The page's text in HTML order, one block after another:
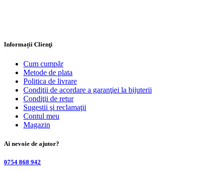
Informații Clienţi
Cum cumpăr
Metode de plata
Politica de livrare
Condiţii de acordare a garanţiei la bijuterii
Condiţii de retur
Sugestii şi reclamaţii
Contul meu
Magazin
Ai nevoie de ajutor?
0754 868 942